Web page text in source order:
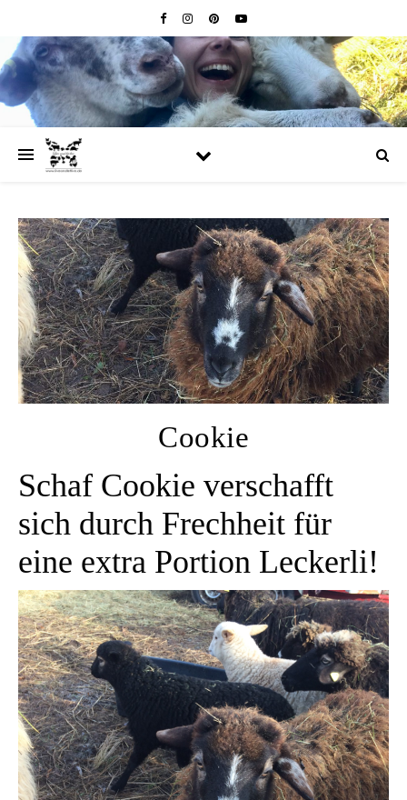
Cookie
Schaf Cookie verschafft
sich durch Frechheit für
eine extra Portion Leckerli!